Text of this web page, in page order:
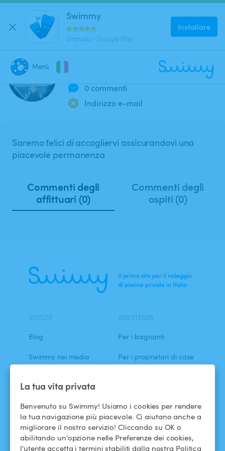
La tua vita privata
Benvenuto su Swimmy! Usiamo i cookies per rendere
la tua navigazione più piacevole. Ci aiutano anche a
migliorare il nostro servizio! Cliccando su OK o
abilitando un'opzione nelle Preferenze dei cookies,
l'utente accetta i termini stabiliti dalla nostra Politica
Swimmy
Installare
Menù
Dove stai cercando una piscina?
Quando?
Data
LaBaiaSegreta M
0 commenti
Indirizzo e-mail
Saremo felici di accogliervi assicurandovi una
piacevole permanenza
Commenti degli
affittuari (0)
Commenti degli
ospiti (0)
Il primo sito per il noleggio
di piscine private in Italia
Blog
Swimmy nei media
Per i bagnanti
Per i proprietari di case
ASSISTENZA
Centro assistenza
SEGUICI
Facebook